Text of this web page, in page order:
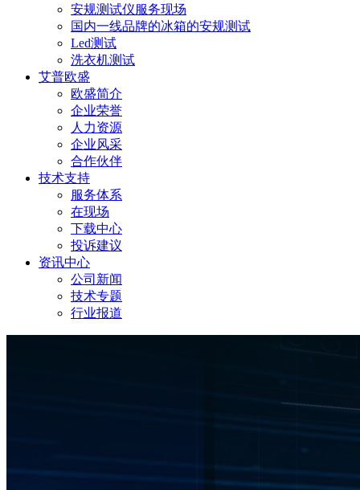
安规测试仪服务现场
国内一线品牌的冰箱的安规测试
Led测试
洗衣机测试
艾普欧盛
欧盛简介
企业荣誉
人力资源
企业风采
合作伙伴
技术支持
服务体系
在现场
下载中心
投诉建议
资讯中心
公司新闻
技术专题
行业报道